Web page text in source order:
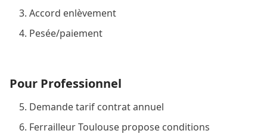
Accord enlèvement
Pesée/paiement
Pour Professionnel
Demande tarif contrat annuel
Ferrailleur Toulouse propose conditions